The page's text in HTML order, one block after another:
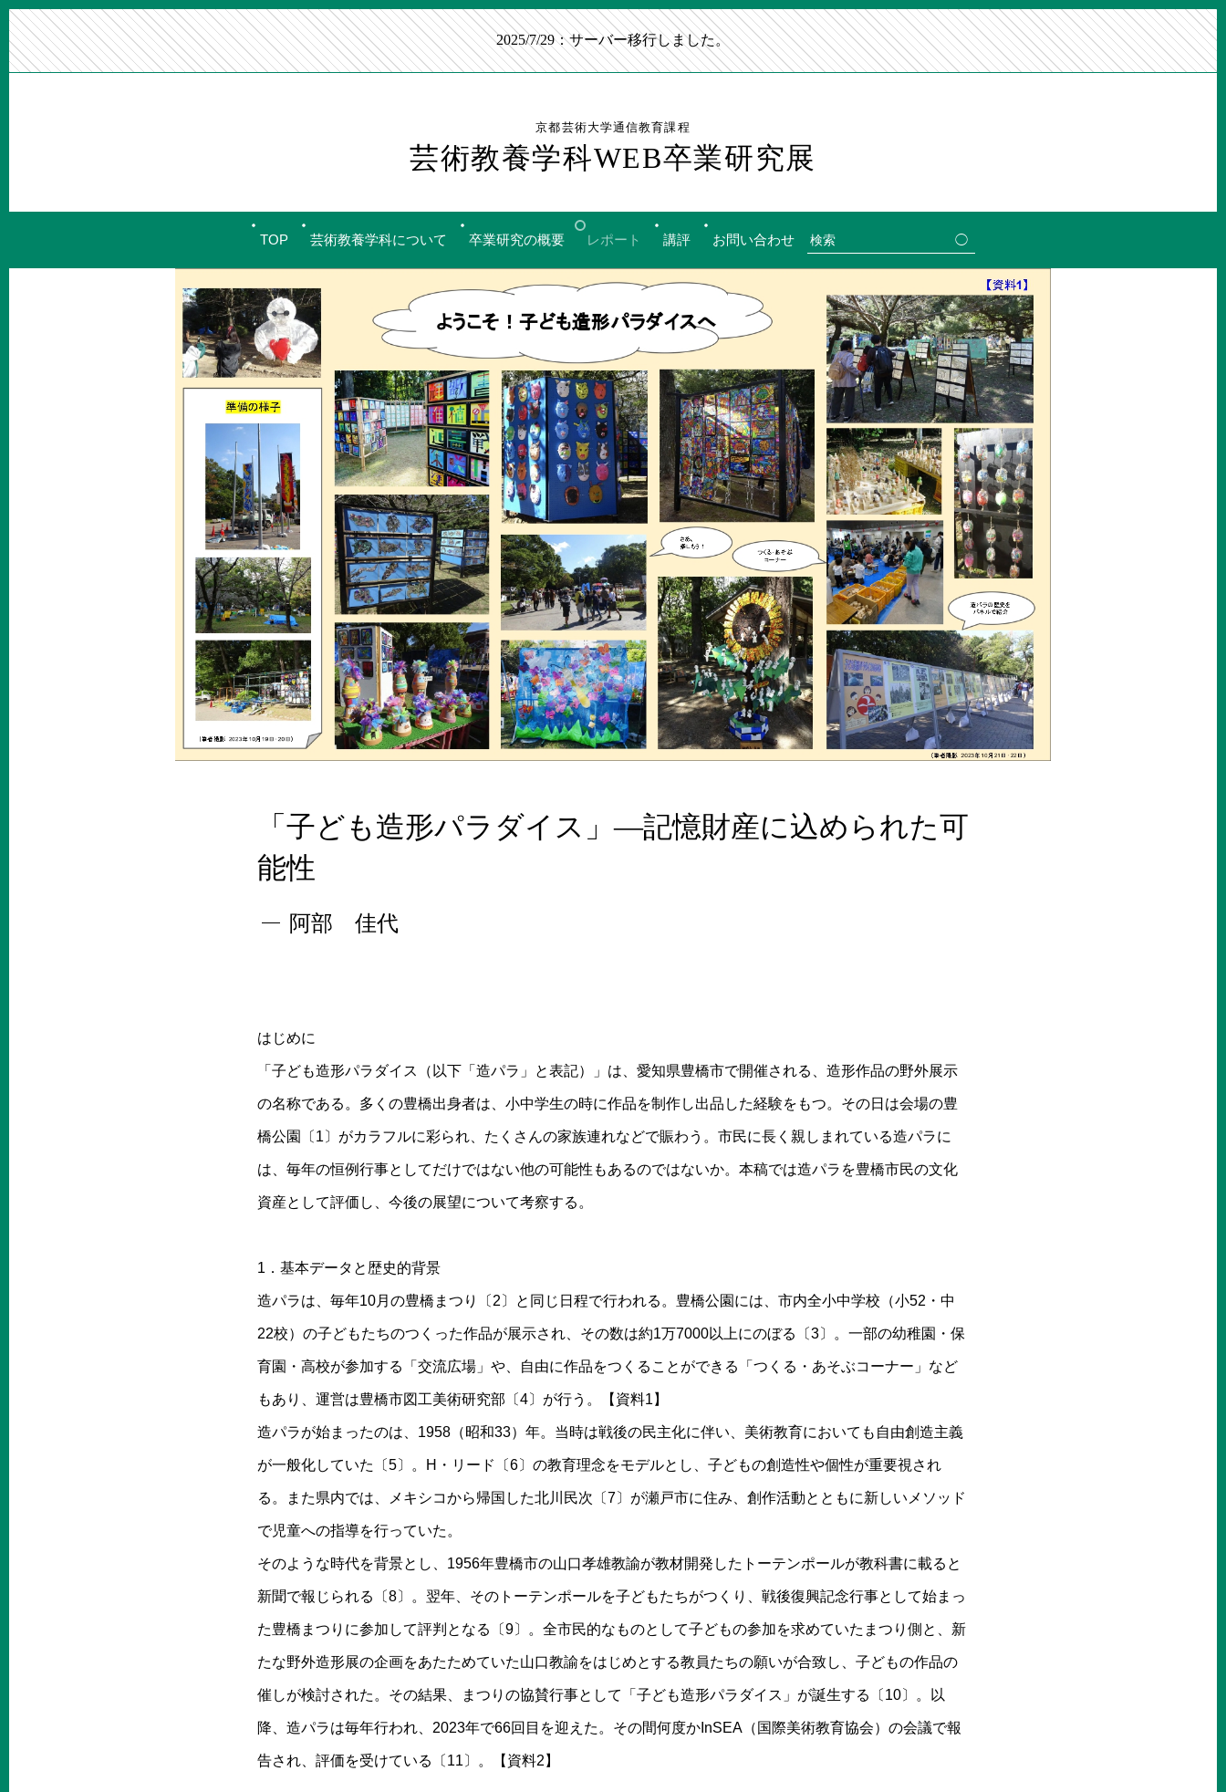
2025/7/29：サーバー移行しました。
京都芸術大学通信教育課程
芸術教養学科WEB卒業研究展
TOP 芸術教養学科について 卒業研究の概要 レポート 講評 お問い合わせ
「子ども造形パラダイス」―記憶財産に込められた可
能性
阿部 佳代
はじめに
「子ども造形パラダイス（以下「造パラ」と表記）」は、愛知県豊橋市で開催される、造形作品の野外展示
の名称である。多くの豊橋出身者は、小中学生の時に作品を制作し出品した経験をもつ。その日は会場の豊
橋公園〔1〕がカラフルに彩られ、たくさんの家族連れなどで賑わう。市民に長く親しまれている造パラに
は、毎年の恒例行事としてだけではない他の可能性もあるのではないか。本稿では造パラを豊橋市民の文化
資産として評価し、今後の展望について考察する。
1．基本データと歴史的背景
造パラは、毎年10月の豊橋まつり〔2〕と同じ日程で行われる。豊橋公園には、市内全小中学校（小52・中
22校）の子どもたちのつくった作品が展示され、その数は約1万7000以上にのぼる〔3〕。一部の幼稚園・保
育園・高校が参加する「交流広場」や、自由に作品をつくることができる「つくる・あそぶコーナー」など
もあり、運営は豊橋市図工美術研究部〔4〕が行う。【資料1】
造パラが始まったのは、1958（昭和33）年。当時は戦後の民主化に伴い、美術教育においても自由創造主義
が一般化していた〔5〕。H・リード〔6〕の教育理念をモデルとし、子どもの創造性や個性が重要視され
る。また県内では、メキシコから帰国した北川民次〔7〕が瀬戸市に住み、創作活動とともに新しいメソッド
で児童への指導を行っていた。
そのような時代を背景とし、1956年豊橋市の山口孝雄教諭が教材開発したトーテンポールが教科書に載ると
新聞で報じられる〔8〕。翌年、そのトーテンポールを子どもたちがつくり、戦後復興記念行事として始まっ
た豊橋まつりに参加して評判となる〔9〕。全市民的なものとして子どもの参加を求めていたまつり側と、新
たな野外造形展の企画をあたためていた山口教諭をはじめとする教員たちの願いが合致し、子どもの作品の
催しが検討された。その結果、まつりの協賛行事として「子ども造形パラダイス」が誕生する〔10〕。以
降、造パラは毎年行われ、2023年で66回目を迎えた。その間何度かInSEA（国際美術教育協会）の会議で報
告され、評価を受けている〔11〕。【資料2】